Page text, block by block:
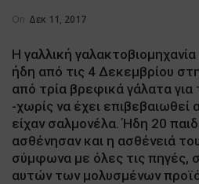
On Δεκ 11, 2017
Η γαλλική γαλακτοβιομηχανία
ήδη από τις 4 Δεκεμβρίου
από τρία βρεφικά γάλατα για
-χωρίς να έχει επιβεβαιωθεί
είχαν σαλμονέλα. Ήδη 20
ασθένησαν και η ασθένειά
σύμφωνα με όλες τις πηγές,
αυτών των μολυσμένων